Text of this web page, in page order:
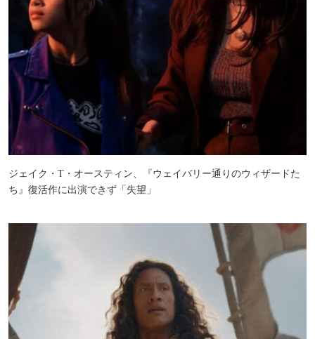
ジェイク・T・オースティン、『ウェイバリー通りのウィザードた
ち』復活作に出演できず「失望」